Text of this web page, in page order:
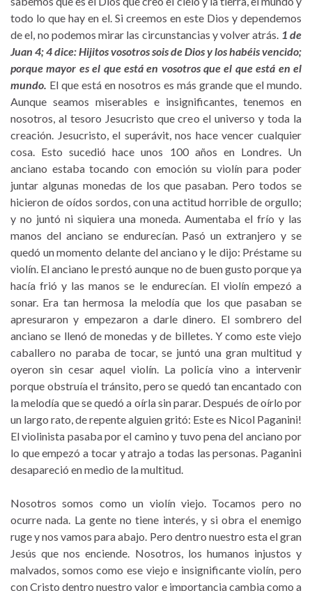
todo lo que hay en el. Si creemos en este Dios y dependemos
de el, no podemos mirar las circunstancias y volver atrás. 1 de
Juan 4; 4 dice: Hijitos vosotros sois de Dios y los habéis vencido;
porque mayor es el que está en vosotros que el que está en el
mundo. El que está en nosotros es más grande que el mundo.
Aunque seamos miserables e insignificantes, tenemos en
nosotros, al tesoro Jesucristo que creo el universo y toda la
creación. Jesucristo, el superávit, nos hace vencer cualquier
cosa. Esto sucedió hace unos 100 años en Londres. Un
anciano estaba tocando con emoción su violín para poder
juntar algunas monedas de los que pasaban. Pero todos se
hicieron de oídos sordos, con una actitud horrible de orgullo;
y no juntó ni siquiera una moneda. Aumentaba el frío y las
manos del anciano se endurecían. Pasó un extranjero y se
quedó un momento delante del anciano y le dijo: Préstame su
violín. El anciano le prestó aunque no de buen gusto porque ya
hacía frió y las manos se le endurecían. El violín empezó a
sonar. Era tan hermosa la melodía que los que pasaban se
apresuraron y empezaron a darle dinero. El sombrero del
anciano se llenó de monedas y de billetes. Y como este viejo
caballero no paraba de tocar, se juntó una gran multitud y
oyeron sin cesar aquel violín. La policía vino a intervenir
porque obstruía el tránsito, pero se quedó tan encantado con
la melodía que se quedó a oírla sin parar. Después de oírlo por
un largo rato, de repente alguien gritó: Este es Nicol Paganini!
El violinista pasaba por el camino y tuvo pena del anciano por
lo que empezó a tocar y atrajo a todas las personas. Paganini
desapareció en medio de la multitud.
Nosotros somos como un violín viejo. Tocamos pero no
ocurre nada. La gente no tiene interés, y si obra el enemigo
ruge y nos vamos para abajo. Pero dentro nuestro esta el gran
Jesús que nos enciende. Nosotros, los humanos injustos y
malvados, somos como ese viejo e insignificante violín, pero
con Cristo dentro nuestro valor e importancia cambia como a